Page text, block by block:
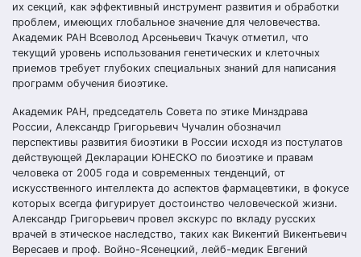
их секций, как эффективный инструмент развития и обработки
проблем, имеющих глобальное значение для человечества.
Академик РАН Всеволод Арсеньевич Ткачук отметил, что
текущий уровень использования генетических и клеточных
приемов требует глубоких специальных знаний для написания
программ обучения биоэтике.
Академик РАН, председатель Совета по этике Минздрава
России, Александр Григорьевич Чучалин обозначил
перспективы развития биоэтики в России исходя из постулатов
действующей Декларации ЮНЕСКО по биоэтике и правам
человека от 2005 года и современных тенденций, от
искусственного интеллекта до аспектов фармацевтики, в фокусе
которых всегда фигурирует достоинство человеческой жизни.
Александр Григорьевич провел экскурс по вкладу русских
врачей в этическое наследство, таких как Викентий Викентьевич
Вересаев и проф. Войно-Ясенецкий, лейб-медик Евгений